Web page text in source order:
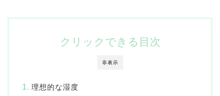
非表示
クリックできる目次
理想的な湿度